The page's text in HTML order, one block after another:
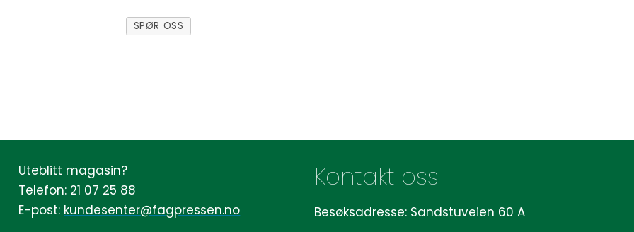
SPØR OSS
Uteblitt magasin?
Telefon: 21 07 25 88
E-post: kundesenter@fagpressen.no
Kontakt oss
Besøksadresse: Sandstuveien 60 A